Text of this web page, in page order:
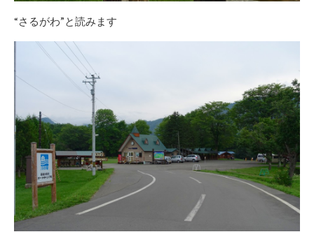
“さるがわ”と読みます